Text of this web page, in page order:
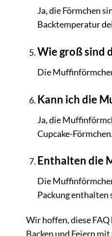
Ja, die Förmchen
Backtemperatur
Wie groß sind
Die
Kann ich die
Ja, die
Cupcake-Förmchen.
Enthalten die
Die
Packung enthalten
Wir hoffen, diese
Backen und Feiern